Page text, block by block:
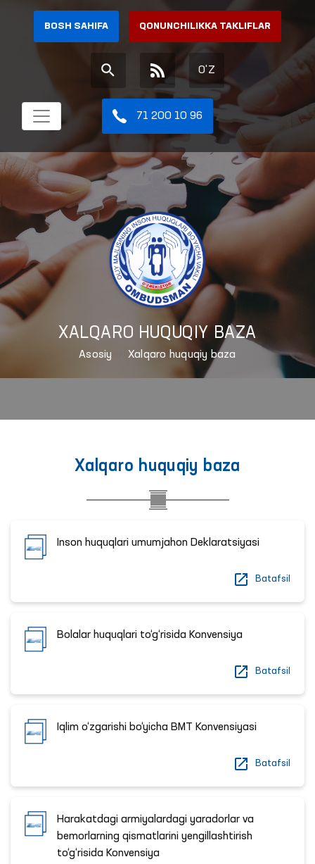
BOSH SAHIFA QONUNCHILIKKA TAKLIFLAR
O'Z
71 200 10 96
XALQARO HUQUQIY BAZA
Asosiy Xalqaro huquqiy baza
Xalqaro huquqiy baza
Inson huquqlari umumjahon Deklaratsiyasi
Batafsil
Bolalar huquqlari to‘g‘risida Konvensiya
Batafsil
Iqlim o‘zgarishi bo‘yicha BMT Konvensiyasi
Batafsil
Harakatdagi armiyalardagi yaradorlar va
bemorlarning qismatlarini yengillashtirish
to‘g‘risida Konvensiya